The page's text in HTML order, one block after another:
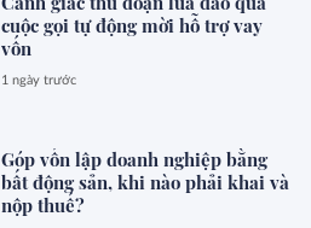
cuộc gọi tự động mời hỗ trợ vay
vốn
1 ngày trước
Góp vốn lập doanh nghiệp bằng
bất động sản, khi nào phải khai và
nộp thuế?